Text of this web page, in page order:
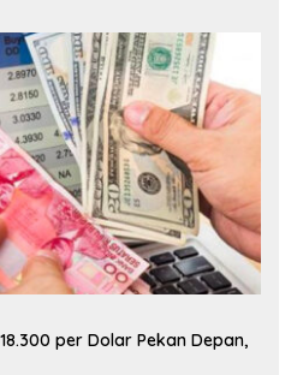
per Dolar Pekan Depan,